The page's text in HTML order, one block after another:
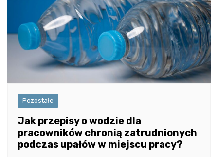
Pozostałe
Jak przepisy o wodzie dla
pracowników chronią zatrudnionych
podczas upałów w miejscu pracy?